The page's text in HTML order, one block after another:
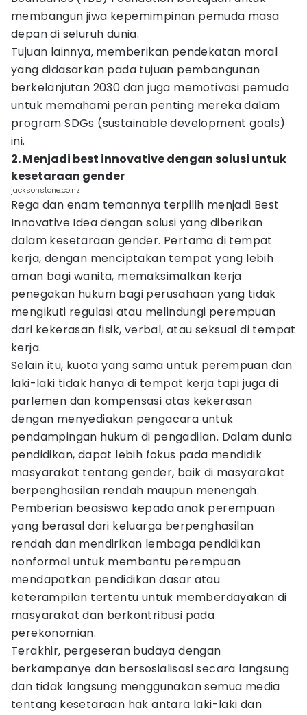
membangun jiwa kepemimpinan pemuda masa
depan di seluruh dunia.
Tujuan lainnya, memberikan pendekatan moral
yang didasarkan pada tujuan pembangunan
berkelanjutan 2030 dan juga memotivasi pemuda
untuk memahami peran penting mereka dalam
program SDGs (sustainable development goals)
ini.
2. Menjadi best innovative dengan solusi untuk
kesetaraan gender
jacksonstone.co.nz
Rega dan enam temannya terpilih menjadi Best
Innovative Idea dengan solusi yang diberikan
dalam kesetaraan gender. Pertama di tempat
kerja, dengan menciptakan tempat yang lebih
aman bagi wanita, memaksimalkan kerja
penegakan hukum bagi perusahaan yang tidak
mengikuti regulasi atau melindungi perempuan
dari kekerasan fisik, verbal, atau seksual di tempat
kerja.
Selain itu, kuota yang sama untuk perempuan dan
laki-laki tidak hanya di tempat kerja tapi juga di
parlemen dan kompensasi atas kekerasan
dengan menyediakan pengacara untuk
pendampingan hukum di pengadilan. Dalam dunia
pendidikan, dapat lebih fokus pada mendidik
masyarakat tentang gender, baik di masyarakat
berpenghasilan rendah maupun menengah.
Pemberian beasiswa kepada anak perempuan
yang berasal dari keluarga berpenghasilan
rendah dan mendirikan lembaga pendidikan
nonformal untuk membantu perempuan
mendapatkan pendidikan dasar atau
keterampilan tertentu untuk memberdayakan di
masyarakat dan berkontribusi pada
perekonomian.
Terakhir, pergeseran budaya dengan
berkampanye dan bersosialisasi secara langsung
dan tidak langsung menggunakan semua media
tentang kesetaraan hak antara laki-laki dan